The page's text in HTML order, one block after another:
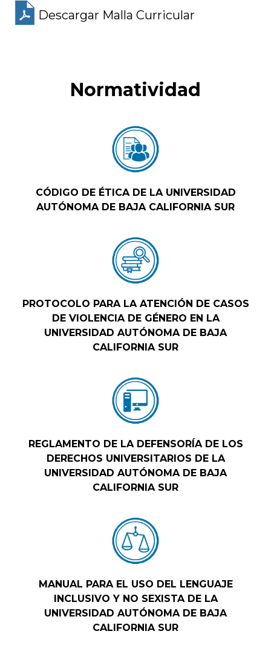
Descargar Malla Curricular
Normatividad
CÓDIGO DE ÉTICA DE LA UNIVERSIDAD
AUTÓNOMA DE BAJA CALIFORNIA SUR
PROTOCOLO PARA LA ATENCIÓN DE CASOS
DE VIOLENCIA DE GÉNERO EN LA
UNIVERSIDAD AUTÓNOMA DE BAJA
CALIFORNIA SUR
REGLAMENTO DE LA DEFENSORÍA DE LOS
DERECHOS UNIVERSITARIOS DE LA
UNIVERSIDAD AUTÓNOMA DE BAJA
CALIFORNIA SUR
MANUAL PARA EL USO DEL LENGUAJE
INCLUSIVO Y NO SEXISTA DE LA
UNIVERSIDAD AUTÓNOMA DE BAJA
CALIFORNIA SUR